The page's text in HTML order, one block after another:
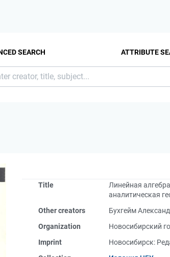
SEARCH ATTRIBUTE
Title
Линейная
аналитическая
Other creators
Бухгейм
Organization
Новосибирский
Imprint
Новосибирск: